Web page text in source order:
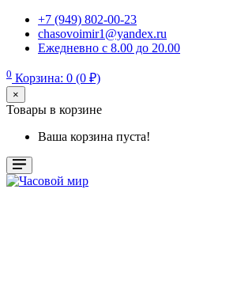
+7 (949) 802-00-23
chasovoimir1@yandex.ru
Ежедневно с 8.00 до 20.00
0 Корзина: 0 (0 ₽)
×
Товары в корзине
Ваша корзина пуста!